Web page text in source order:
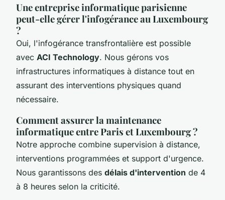
Une entreprise informatique parisienne
peut-elle gérer l'infogérance au Luxembourg
?
Oui, l'infogérance transfrontalière est possible
avec ACI Technology. Nous gérons vos
infrastructures informatiques à distance tout en
assurant des interventions physiques quand
nécessaire.
Comment assurer la maintenance
informatique entre Paris et Luxembourg ?
Notre approche combine supervision à distance,
interventions programmées et support d'urgence.
Nous garantissons des délais d'intervention de 4
à 8 heures selon la criticité.